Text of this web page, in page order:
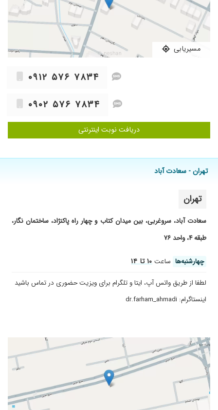
دکتر فوق العاده خوبیه ،بی نهایت ازش سپاس گذارم ۱۴۰۰/۱۰/۲۳
بسیار دکتر با اخلاق و باتجربه ای است و من بسیار
از عمل زیبایی بینی خود راضی هستم
عدم رضایت ۱۴۰۴/۰۹/۱۵
من برای جراحی بینی خدمت دکتر رفتم کارشون
بینظیر هستش . خیلی از عملم راضی بودم ، بینی من
اومده. خیلی خیلی ممنونم از اقای دکتر
۱۴۰۱/۰۱/۱۲
بسیار عالی هستن
نتیجه خوبی ۱۴۰۰/۱۱/۱۷
سوختگی روی بدنم داشتم که توسط ایشان ویزیت
گفتن، در حال بهبود هستم.
انحراف بینی عمل سلامت زیبایی انجام دادن برام
پرت شد از بلندی و پارگی بازو
پارگی تاندون دست داشتم..فعلا تو دوران نقاهت
هستم ولی دکتر خوبیه با اخلاقه تعریفشم شنیدم
خیلی عالی
سلاممنمشکلگوشدارمزیباییهمنداره
عمل کیست سر دارم همون چربی زیر پوست ۱۴۰۴/۰۶/۱۴
قطع دو بند انگشت عالی عمل کردن واقعا کارشون ۱۴۰۱/۰۲/۱۹
مسیریابی
۰۹۱۲ ۵۷۶ ۷۸۳۴
۰۹۰۲ ۵۷۶ ۷۸۳۴
دریافت نوبت اینترنتی
تهران - سعادت آباد
تهران
سعادت آباد، سروغربی، بین میدان کتاب و چهار راه پاکنژاد، ساختمان نگار،
طبقه ۴، واحد ۷۶
چهارشنبه‌ها ساعت۱۰ تا ۱۴
لطفا از طریق واتس آپ، ایتا و تلگرام برای ویزیت حضوری در تماس باشید
اینستاگرام: dr.farham_ahmadi